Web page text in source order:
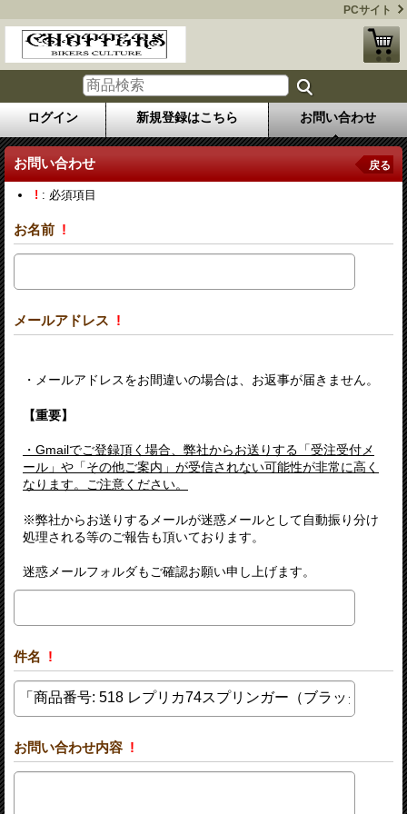
PCサイト
ログイン 新規登録はこちら お問い合わせ
お問い合わせ 戻る
! : 必須項目
お名前 !
メールアドレス !
・メールアドレスをお間違いの場合は、お返事が届きません。
【重要】
・Gmailでご登録頂く場合、弊社からお送りする「受注受付メ
ール」や「その他ご案内」が受信されない可能性が非常に高く
なります。ご注意ください。
※弊社からお送りするメールが迷惑メールとして自動振り分け
処理される等のご報告も頂いております。
迷惑メールフォルダもご確認お願い申し上げます。
件名 !
お問い合わせ内容 !